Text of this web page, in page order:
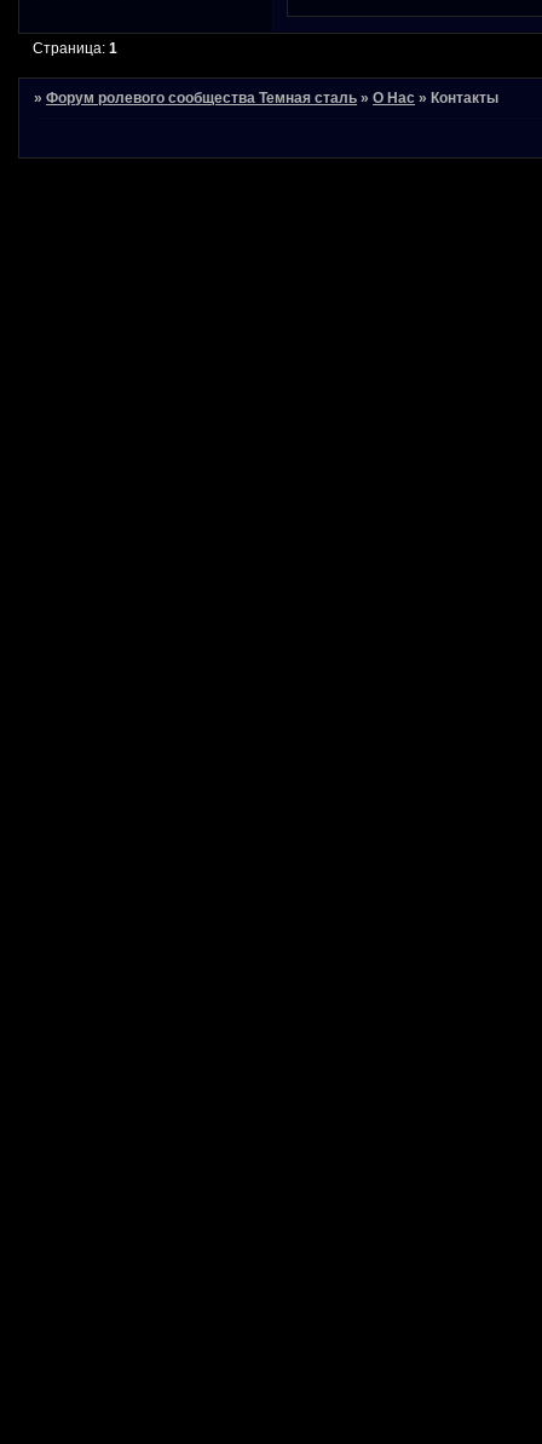
Страница:1
»Форум ролевого сообщества Темная сталь »О Нас » Контакты